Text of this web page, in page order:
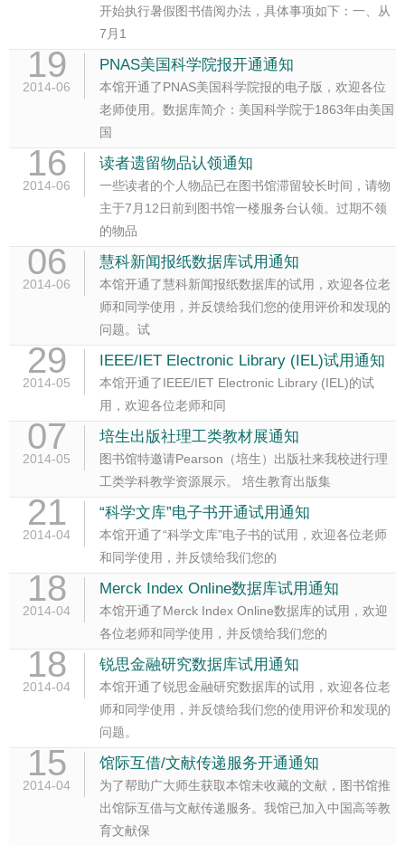
开始执行暑假图书借阅办法，具体事项如下：一、从
7月1
19
2014-06
PNAS美国科学院报开通通知
本馆开通了PNAS美国科学院报的电子版，欢迎各位
老师使用。数据库简介：美国科学院于1863年由美国
国
16
2014-06
读者遗留物品认领通知
一些读者的个人物品已在图书馆滞留较长时间，请物
主于7月12日前到图书馆一楼服务台认领。过期不领
的物品
06
2014-06
慧科新闻报纸数据库试用通知
本馆开通了慧科新闻报纸数据库的试用，欢迎各位老
师和同学使用，并反馈给我们您的使用评价和发现的
问题。试
29
2014-05
IEEE/IET Electronic Library (IEL)试用通知
本馆开通了IEEE/IET Electronic Library (IEL)的试
用，欢迎各位老师和同
07
2014-05
培生出版社理工类教材展通知
图书馆特邀请Pearson（培生）出版社来我校进行理
工类学科教学资源展示。 培生教育出版集
21
2014-04
“科学文库”电子书开通试用通知
本馆开通了“科学文库”电子书的试用，欢迎各位老师
和同学使用，并反馈给我们您的
18
2014-04
Merck Index Online数据库试用通知
本馆开通了Merck Index Online数据库的试用，欢迎
各位老师和同学使用，并反馈给我们您的
18
2014-04
锐思金融研究数据库试用通知
本馆开通了锐思金融研究数据库的试用，欢迎各位老
师和同学使用，并反馈给我们您的使用评价和发现的
问题。
15
2014-04
馆际互借/文献传递服务开通通知
为了帮助广大师生获取本馆未收藏的文献，图书馆推
出馆际互借与文献传递服务。我馆已加入中国高等教
育文献保